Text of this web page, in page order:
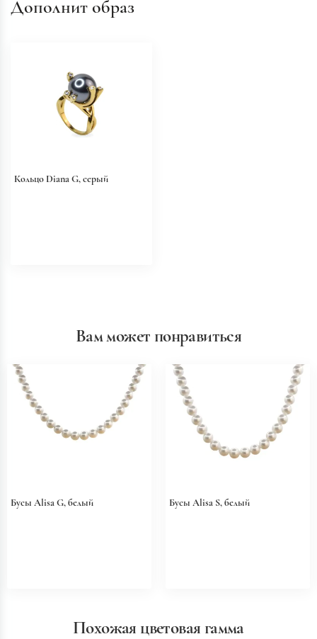
Дополнит образ
Кольцо Diana G, серый
Вам может понравиться
Бусы Alisa G, белый Бусы Alisa S, белый
Похожая цветовая гамма